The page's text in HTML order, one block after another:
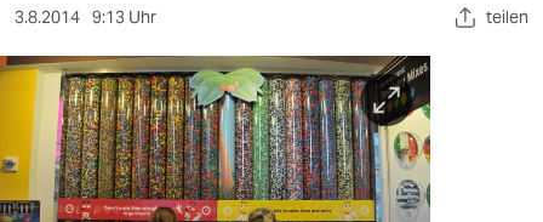
nord
wahrheit
verlag
verlag
3.8.2014 9:13 Uhr teilen